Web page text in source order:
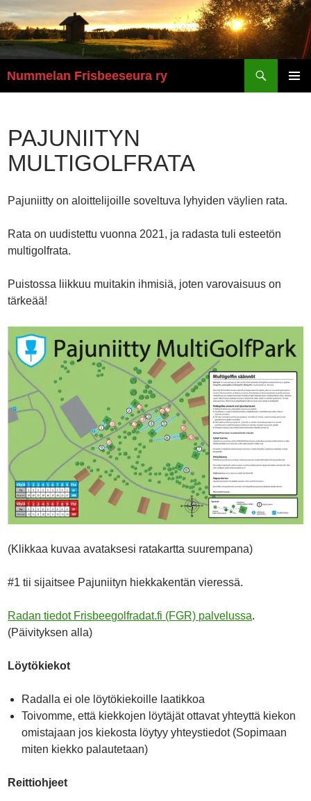
Nummelan Frisbeeseura ry
PAJUNIITYN
MULTIGOLFRATA
Pajuniitty on aloittelijoille soveltuva lyhyiden väylien rata.
Rata on uudistettu vuonna 2021, ja radasta tuli esteetön
multigolfrata.
Puistossa liikkuu muitakin ihmisiä, joten varovaisuus on
tärkeää!
(Klikkaa kuvaa avataksesi ratakartta suurempana)
#1 tii sijaitsee Pajuniityn hiekkakentän vieressä.
Radan tiedot Frisbeegolfradat.fi (FGR) palvelussa.
(Päivityksen alla)
Löytökiekot
Radalla ei ole löytökiekoille laatikkoa
Toivomme, että kiekkojen löytäjät ottavat yhteyttä kiekon
omistajaan jos kiekosta löytyy yhteystiedot (Sopimaan
miten kiekko palautetaan)
Reittiohjeet